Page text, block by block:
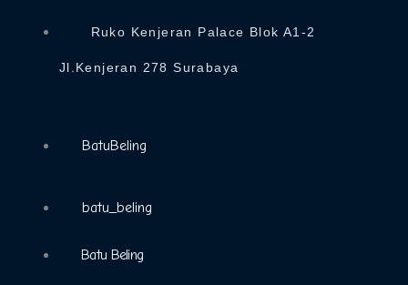
Ruko Kenjeran Palace Blok A1-2
Jl.Kenjeran 278 Surabaya
BatuBeling
batu_beling
Batu Beling